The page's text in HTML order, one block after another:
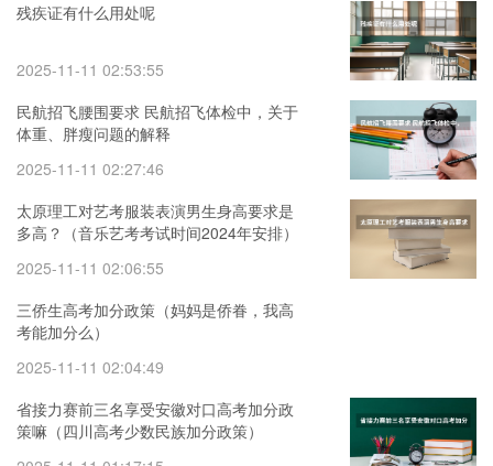
残疾证有什么用处呢
2025-11-11 02:53:55
民航招飞腰围要求 民航招飞体检中，关于
体重、胖瘦问题的解释
2025-11-11 02:27:46
太原理工对艺考服装表演男生身高要求是
多高？（音乐艺考考试时间2024年安排）
2025-11-11 02:06:55
三侨生高考加分政策（妈妈是侨眷，我高
考能加分么）
2025-11-11 02:04:49
省接力赛前三名享受安徽对口高考加分政
策嘛（四川高考少数民族加分政策）